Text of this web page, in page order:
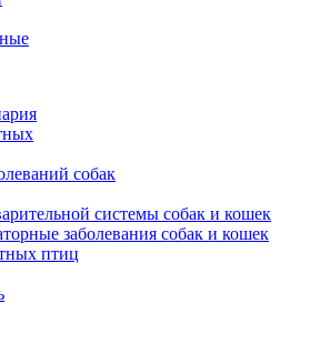
собак
системы собак и кошек
заболевания собак и кошек
птиц